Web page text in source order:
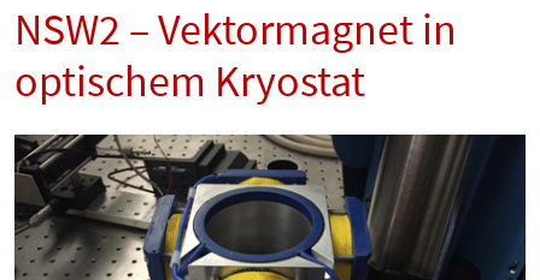
NSW2 – Vektormagnet in
optischem Kryostat